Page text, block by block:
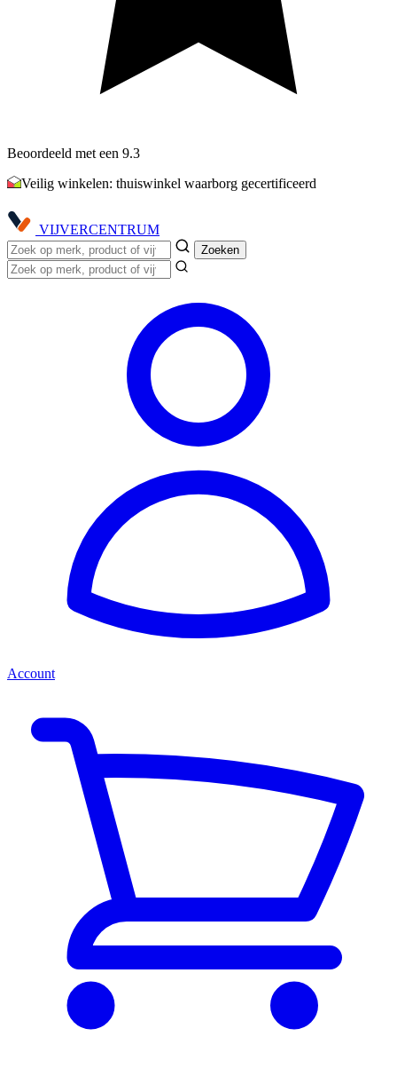
Beoordeeld met een 9.3
Veilig winkelen: thuiswinkel waarborg gecertificeerd
VIJVERCENTRUM
Zoeken
Account